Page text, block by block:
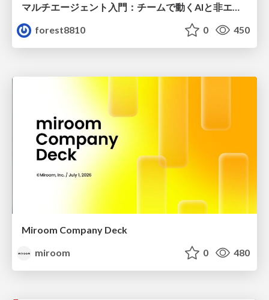
マルチエージェント入門：チームで動くAIと非エンジニアのための設計（Claude Code）
forest8810
0 450
Miroom Company Deck
miroom
0 480